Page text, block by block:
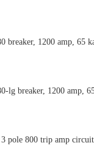
breaker, 1200 amp, 65
lg breaker, 1200 amp,
pole 800 trip amp